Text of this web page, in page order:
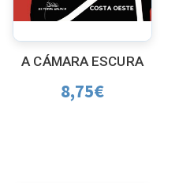
A CÁMARA ESCURA
8,75€